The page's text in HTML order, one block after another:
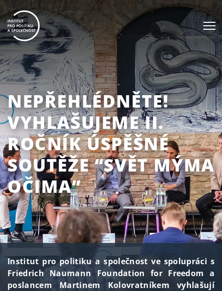
NEPŘEHLÉDNĚTE!
VYHLAŠUJEME II.
ROČNÍK ÚSPĚŠNÉ
SOUTĚŽE “SVĚT MÝMA
OČIMA”
Institut pro politiku a společnost ve spolupráci s
Friedrich Naumann Foundation for Freedom a
poslancem Martinem Kolovratníkem vyhlašují